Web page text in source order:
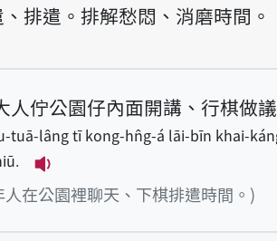
排遣。排解愁悶、消磨時間。
人佇公園仔內面開講、行棋做議
tuā-lâng tī kong-hn̂g-á lāi-bīn khai-
播放例句Tsi̍t tīn lāu-tuā-
人在公園裡聊天、下棋排遣時間。)